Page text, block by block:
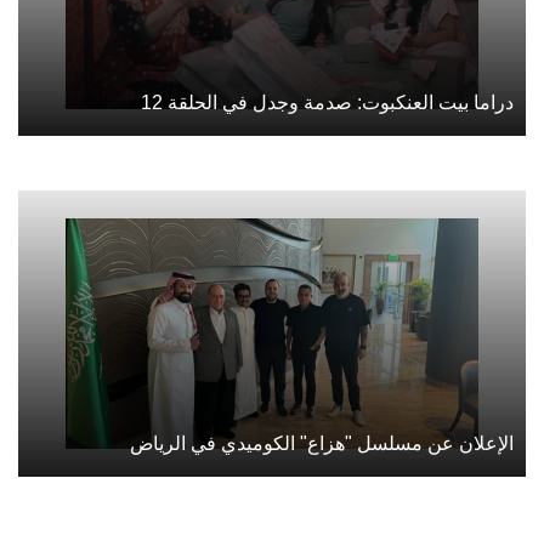
دراما بيت العنكبوت: صدمة وجدل في الحلقة 12
الإعلان عن مسلسل "هزاع" الكوميدي في الرياض